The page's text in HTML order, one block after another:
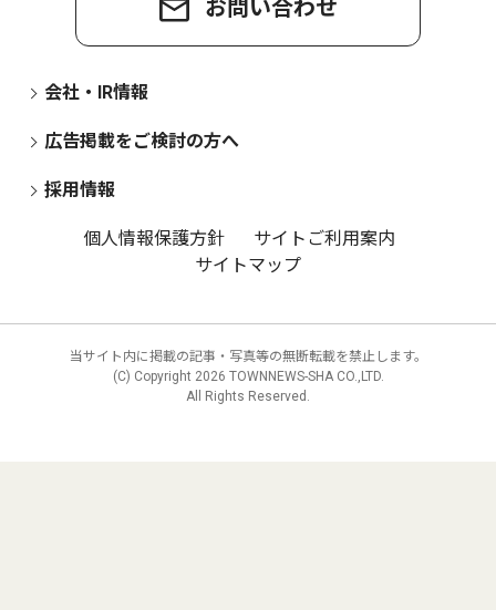
お問い合わせ
会社・IR情報
広告掲載をご検討の方へ
採用情報
個人情報保護方針
サイトご利用案内
サイトマップ
当サイト内に掲載の記事・写真等の無断転載を禁止します。
(C) Copyright 2026 TOWNNEWS-SHA CO.,LTD.
All Rights Reserved.